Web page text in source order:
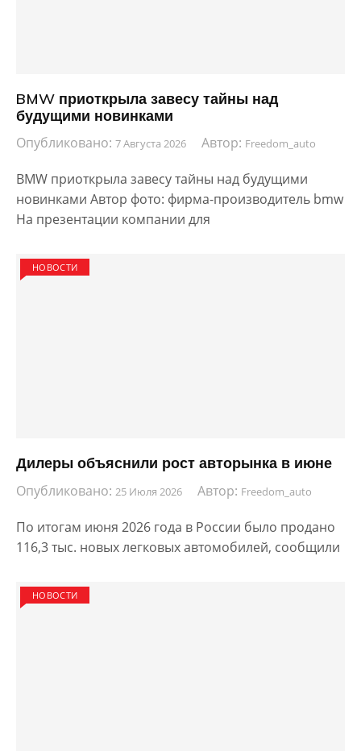
BMW приоткрыла завесу тайны над
будущими новинками
Опубликовано: 7 Августа 2026 Автор: Freedom_auto
BMW приоткрыла завесу тайны над будущими
новинками Автор фото: фирма-производитель bmw
На презентации компании для
НОВОСТИ
Дилеры объяснили рост авторынка в июне
Опубликовано: 25 Июля 2026 Автор: Freedom_auto
По итогам июня 2026 года в России было продано
116,3 тыс. новых легковых автомобилей, сообщили
НОВОСТИ